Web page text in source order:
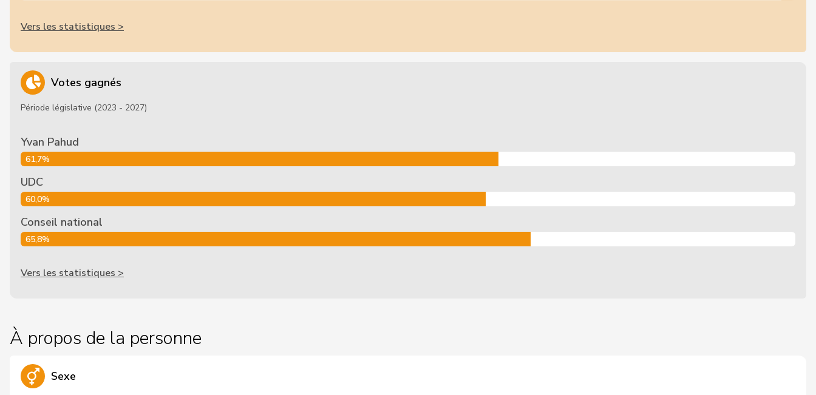
Vers les statistiques >
Votes gagnés
Période législative (2023 - 2027)
Yvan Pahud
61,7%
UDC
60,0%
Conseil national
65,8%
Vers les statistiques >
À propos de la personne
Sexe